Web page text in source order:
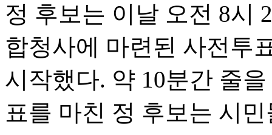
정 후보는 이날 오전 8시
합청사에 마련된 사전투
시작했다. 약 10분간 줄
표를 마친 정 후보는 시